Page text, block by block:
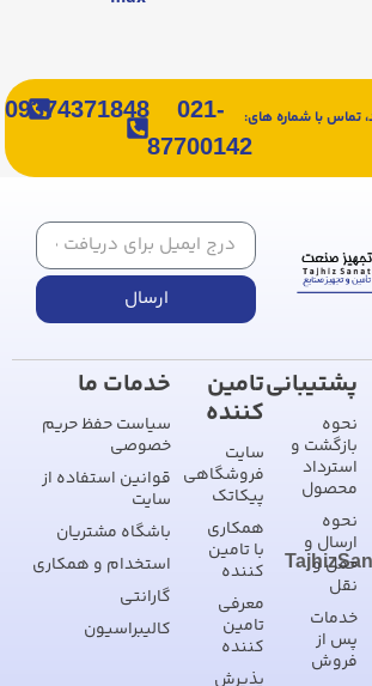
تماس با شماره های:
021-
87700142
09374371848
ارسال
پشتیبانی
نحوه
بازگشت و
استرداد
محصول
نحوه
ارسال و
حمل و
نقل
خدمات
پس از
فروش
تامین
کننده
سایت
فروشگاهی
پیکاتک
همکاری
با تامین
کننده
معرفی
تامین
کننده
پذیرش
خدمات ما
سیاست حفظ حریم
خصوصی
قوانین استفاده از
سایت
باشگاه مشتریان
استخدام و همکاری
گارانتی
کالیبراسیون